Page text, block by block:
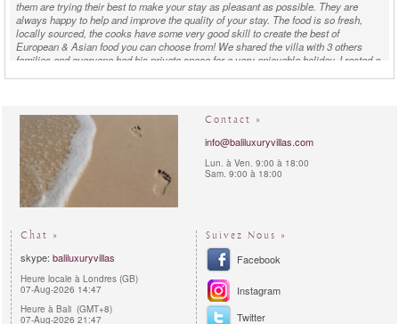
them are trying their best to make your stay as pleasant as possible. They are
always happy to help and improve the quality of your stay. The food is so fresh,
locally sourced, the cooks have some very good skill to create the best of
European & Asian food you can choose from! We shared the villa with 3 others
families and everyone had his private space for a very enjoyable holiday. I rested a
Contact »
info@baliluxuryvillas.com
Lun. à Ven. 9:00 à 18:00
Sam. 9:00 à 18:00
Chat »
skype: baliluxuryvillas
Heure locale à Londres (GB)
07-Aug-2026 14:47
Heure à Bali (GMT+8)
07-Aug-2026 21:47
Suivez Nous »
Facebook
Instagram
Twitter